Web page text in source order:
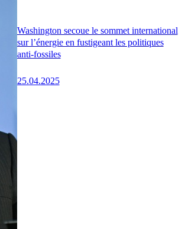
Washington secoue le sommet international
sur l’énergie en fustigeant les politiques
anti-fossiles
25.04.2025